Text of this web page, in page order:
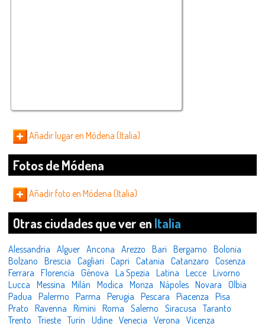
Añadir lugar en Módena (Italia)
Fotos de Módena
Añadir foto en Módena (Italia)
Otras ciudades que ver en Italia
Alessandria Alguer Ancona Arezzo Bari Bergamo Bolonia
Bolzano Brescia Cagliari Capri Catania Catanzaro Cosenza
Ferrara Florencia Génova La Spezia Latina Lecce Livorno
Lucca Messina Milán Modica Monza Nápoles Novara Olbia
Padua Palermo Parma Perugia Pescara Piacenza Pisa
Prato Ravenna Rimini Roma Salerno Siracusa Taranto
Trento Trieste Turín Udine Venecia Verona Vicenza